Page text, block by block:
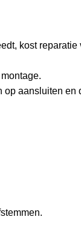
kost
aansluiten en